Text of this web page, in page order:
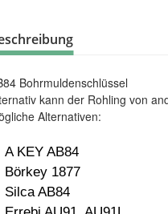
Bohrmuldenschlüssel
kann der Rohling von
Alternativen:
A KEY AB84
Börkey 1877
Silca AB84